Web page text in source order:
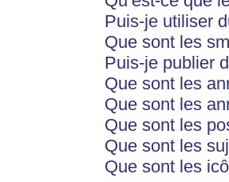
Puis-je utiliser
Que sont les
Puis-je publier
Que sont les
Que sont les
Que sont les
Que sont les
Que sont les